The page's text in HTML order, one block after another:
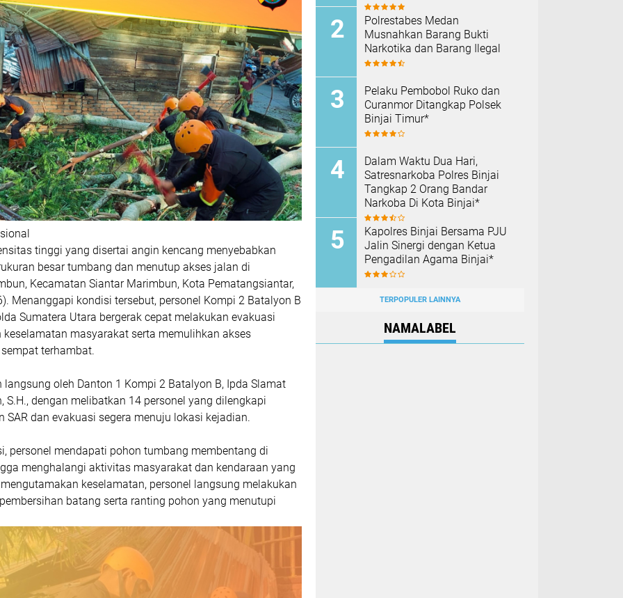
tinggi yang disertai angin kencang menyebabkan
besar tumbang dan menutup akses jalan di
Kecamatan Siantar Marimbun, Kota Pematangsiantar,
Menanggapi kondisi tersebut, personel Kompi 2 Batalyon B
Sumatera Utara bergerak cepat melakukan evakuasi
masyarakat serta memulihkan akses
terhambat.
langsung oleh Danton 1 Kompi 2 Batalyon B, Ipda Slamat
S.H., dengan melibatkan 14 personel yang dilengkapi
SAR dan evakuasi segera menuju lokasi kejadian.
personel mendapati pohon tumbang membentang di
menghalangi aktivitas masyarakat dan kendaraan yang
keselamatan, personel langsung melakukan
batang serta ranting pohon yang menutupi
Polrestabes Medan
Musnahkan Barang Bukti
Narkotika dan Barang Ilegal
Pelaku Pembobol Ruko dan
Curanmor Ditangkap Polsek
Binjai Timur*
Dalam Waktu Dua Hari,
Satresnarkoba Polres Binjai
Tangkap 2 Orang Bandar
Narkoba Di Kota Binjai*
Kapolres Binjai Bersama PJU
Jalin Sinergi dengan Ketua
Pengadilan Agama Binjai*
TERPOPULER LAINNYA
NAMALABEL